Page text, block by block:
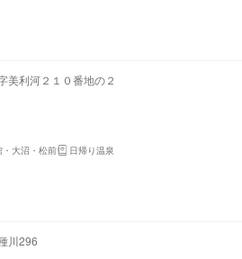
美利河２１０番地の２
・大沼・松前 日帰り温泉
川296